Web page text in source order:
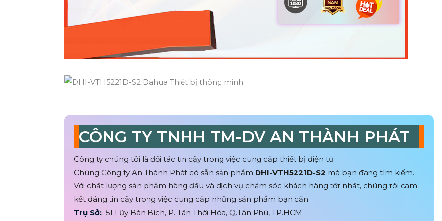
CÔNG TY TNHH TM-DV AN THÀNH PHÁT
Công ty chúng tôi là đối tác tin cậy trong việc cung cấp thiết bị điện tử.
Chúng Công ty An Thành Phát có sẵn sản phẩm DHI-VTH5221D-S2 mà bạn đang tìm kiếm.
Với chất lượng sản phẩm hàng đầu và dịch vụ chăm sóc khách hàng tốt nhất, chúng tôi cam
kết đáng tin cậy trong việc cung cấp những sản phẩm bạn cần.
Trụ Sở: 51 Lũy Bán Bích, P. Tân Thới Hòa, Q.Tân Phú, TP.HCM